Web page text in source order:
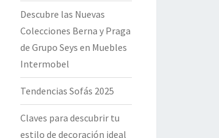
Descubre las Nuevas
Colecciones Berna y Praga
de Grupo Seys en Muebles
Intermobel
Tendencias Sofás 2025
Claves para descubrir tu
estilo de decoración ideal